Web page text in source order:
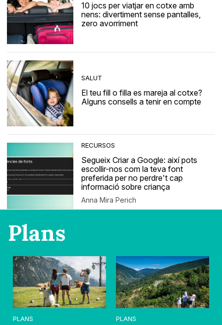
10 jocs per viatjar en cotxe amb
nens: divertiment sense pantalles,
zero avorriment
SALUT
El teu fill o filla es mareja al cotxe?
Alguns consells a tenir en compte
RECURSOS
Segueix Criar a Google: així pots
escollir-nos com la teva font
preferida per no perdre't cap
informació sobre criança
Anna Mira Perich
Plans
PLANS PLANS